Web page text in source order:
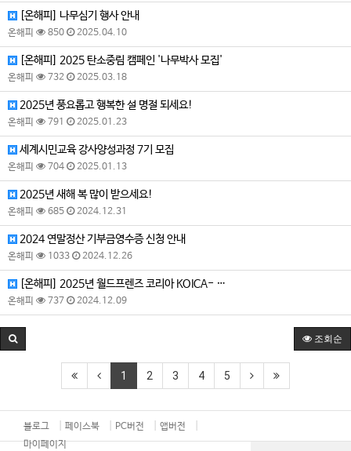
[온해피] 나무심기 행사 안내
온해피 850 2025.04.10
[온해피] 2025 탄소중림 캠페인 '나무박사 모집'
온해피 732 2025.03.18
2025년 풍요롭고 행복한 설 명절 되세요!
온해피 791 2025.01.23
세계시민교육 강사양성과정 7기 모집
온해피 704 2025.01.13
2025년 새해 복 많이 받으세요!
온해피 685 2024.12.31
2024 연말정산 기부금영수증 신청 안내
온해피 1033 2024.12.26
[온해피] 2025년 월드프렌즈 코리아 KOICA- …
온해피 737 2024.12.09
조회순
1 2 3 4 5
블로그 페이스북 PC버전
앱버전
마이페이지